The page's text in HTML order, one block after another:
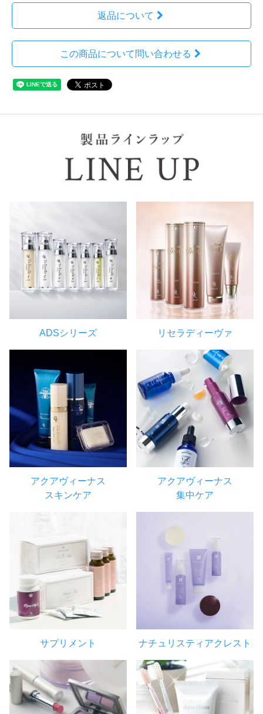
返品について
この商品について問い合わせる
ADSシリーズ リセラディーヴァ
アクアヴィーナス
スキンケア
アクアヴィーナス
集中ケア
サプリメント ナチュリスティアクレスト